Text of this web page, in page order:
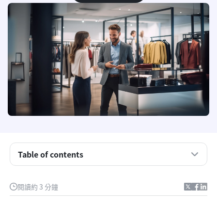
閱讀約 3 分鐘
Table of contents
簡化零售營運以擴展市場